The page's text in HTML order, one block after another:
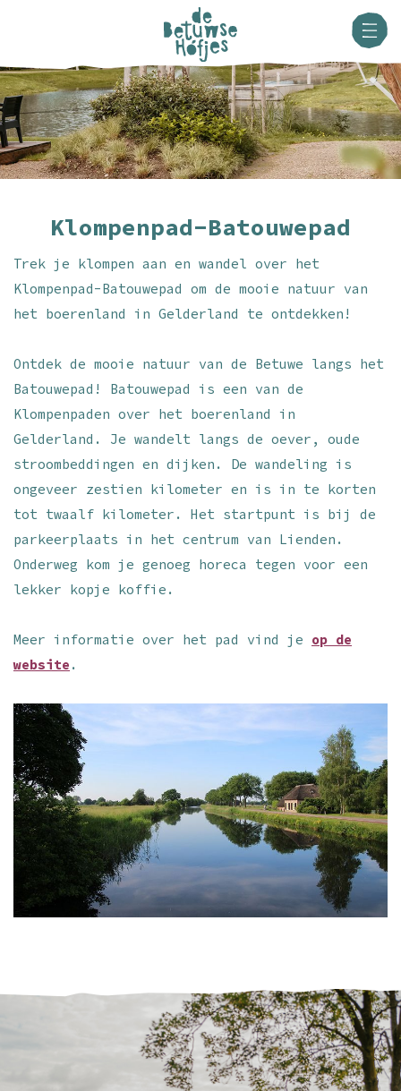
Klompenpad-Batouwepad
Trek je klompen aan en wandel over het
Klompenpad-Batouwepad om de mooie natuur van
het boerenland in Gelderland te ontdekken!
Ontdek de mooie natuur van de Betuwe langs het
Batouwepad! Batouwepad is een van de
Klompenpaden over het boerenland in
Gelderland. Je wandelt langs de oever, oude
stroombeddingen en dijken. De wandeling is
ongeveer zestien kilometer en is in te korten
tot twaalf kilometer. Het startpunt is bij de
parkeerplaats in het centrum van Lienden.
Onderweg kom je genoeg horeca tegen voor een
lekker kopje koffie.
Meer informatie over het pad vind je op de
website.